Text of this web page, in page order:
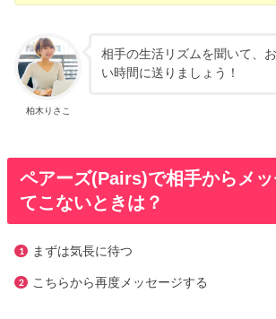
柏木りさこ
相手の生活リズムを聞いて、
い時間に送りましょう！
ペアーズ(Pairs)で相手からメ
てこないときは？
まずは気長に待つ
こちらから再度メッセージする